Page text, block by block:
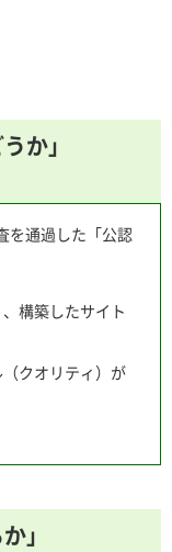
か」
を通過した「公認
構築したサイト
クオリティ）が
」